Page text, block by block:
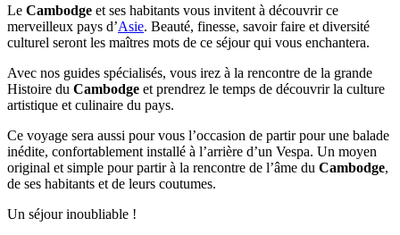
Le Cambodge et ses habitants vous invitent à découvrir ce
merveilleux pays d’Asie. Beauté, finesse, savoir faire et diversité
culturel seront les maîtres mots de ce séjour qui vous enchantera.
Avec nos guides spécialisés, vous irez à la rencontre de la grande
Histoire du Cambodge et prendrez le temps de découvrir la culture
artistique et culinaire du pays.
Ce voyage sera aussi pour vous l’occasion de partir pour une balade
inédite, confortablement installé à l’arrière d’un Vespa. Un moyen
original et simple pour partir à la rencontre de l’âme du Cambodge,
de ses habitants et de leurs coutumes.
Un séjour inoubliable !